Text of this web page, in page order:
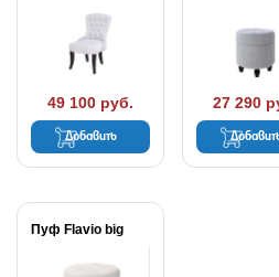
49 100 руб.
Добавить
27 290
Пуф Flavio big